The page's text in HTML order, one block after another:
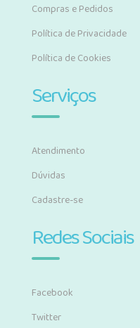
Compras e Pedidos
Política de Privacidade
Política de Cookies
Serviços
Atendimento
Dúvidas
Cadastre-se
Redes Sociais
Facebook
Twitter